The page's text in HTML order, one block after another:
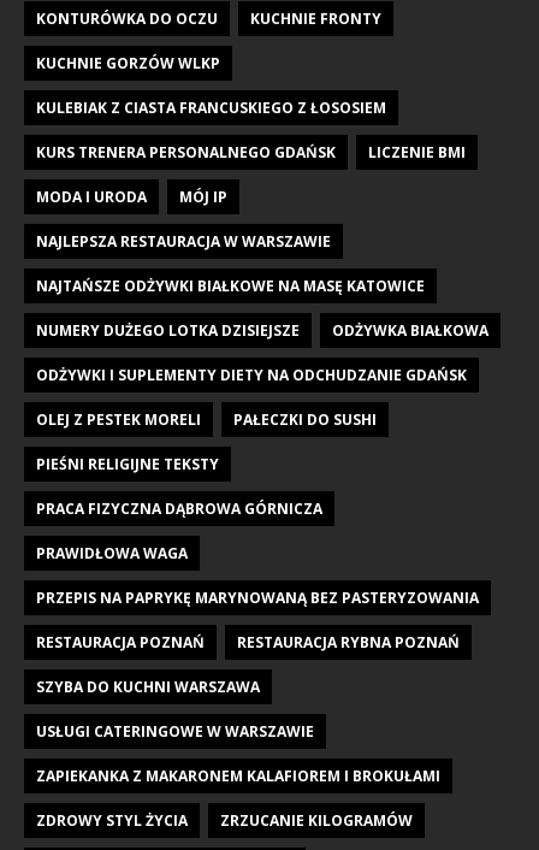
KONTURÓWKA DO OCZU KUCHNIE FRONTY
KUCHNIE GORZÓW WLKP
KULEBIAK Z CIASTA FRANCUSKIEGO Z ŁOSOSIEM
KURS TRENERA PERSONALNEGO GDAŃSK LICZENIE BMI
MODA I URODA MÓJ IP
NAJLEPSZA RESTAURACJA W WARSZAWIE
NAJTAŃSZE ODŻYWKI BIAŁKOWE NA MASĘ KATOWICE
NUMERY DUŻEGO LOTKA DZISIEJSZE ODŻYWKA BIAŁKOWA
ODŻYWKI I SUPLEMENTY DIETY NA ODCHUDZANIE GDAŃSK
OLEJ Z PESTEK MORELI PAŁECZKI DO SUSHI
PIEŚNI RELIGIJNE TEKSTY
PRACA FIZYCZNA DĄBROWA GÓRNICZA
PRAWIDŁOWA WAGA
PRZEPIS NA PAPRYKĘ MARYNOWANĄ BEZ PASTERYZOWANIA
RESTAURACJA POZNAŃ RESTAURACJA RYBNA POZNAŃ
SZYBA DO KUCHNI WARSZAWA
USŁUGI CATERINGOWE W WARSZAWIE
ZAPIEKANKA Z MAKARONEM KALAFIOREM I BROKUŁAMI
ZDROWY STYL ŻYCIA ZRZUCANIE KILOGRAMÓW